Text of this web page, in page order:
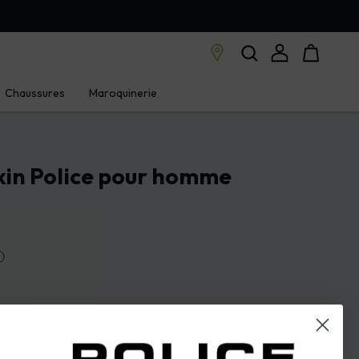
Chaussures Maroquinerie
Police pour homme